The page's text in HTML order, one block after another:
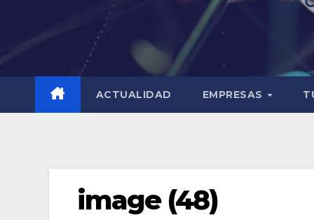
ACTUALIDAD EMPRESAS
image (48)